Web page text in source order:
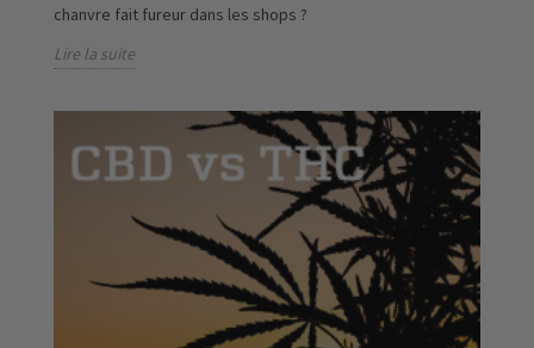
chanvre fait fureur dans les shops ?
Lire la suite